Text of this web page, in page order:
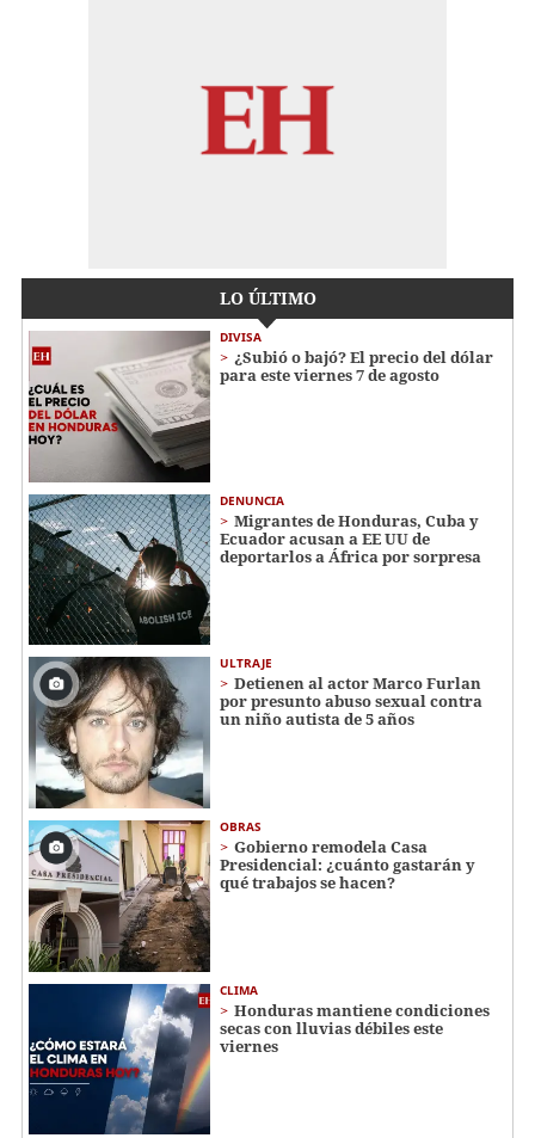
LO ÚLTIMO
DIVISA
¿Subió o bajó? El precio del dólar
para este viernes 7 de agosto
DENUNCIA
Migrantes de Honduras, Cuba y
Ecuador acusan a EE UU de
deportarlos a África por sorpresa
ULTRAJE
Detienen al actor Marco Furlan
por presunto abuso sexual contra
un niño autista de 5 años
OBRAS
Gobierno remodela Casa
Presidencial: ¿cuánto gastarán y
qué trabajos se hacen?
CLIMA
Honduras mantiene condiciones
secas con lluvias débiles este
viernes